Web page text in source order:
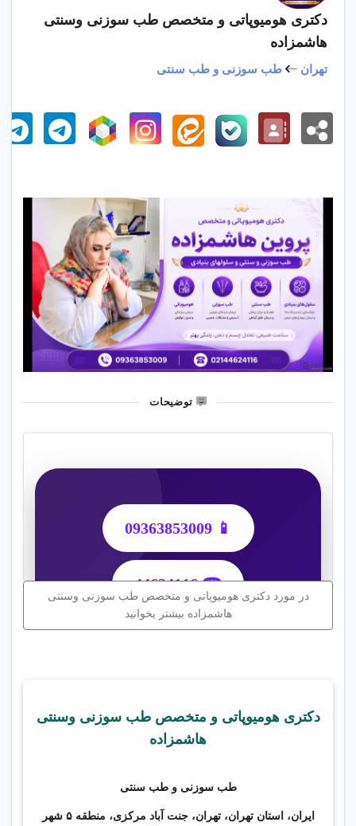
دکتری هومیوپاتی و متخصص طب سوزنی وسنتی
هاشمزاده
تهران طب سوزنی و طب سنتی
توضیحات
📱 09363853009
☎ 44624116
تخصصی طب
سنتی، طب
سوزنی و
در مورد دکتری هومیوپاتی و متخصص طب سوزنی وسنتی
هاشمزاده بیشتر بخوانید
دکتری هومیوپاتی و متخصص طب سوزنی وسنتی
هاشمزاده
طب سوزنی و طب سنتی
ایران، استان تهران، تهران، جنت آباد مرکزی، منطقه ۵ شهر